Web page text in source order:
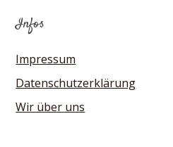
Infos
Impressum
Datenschutzerklärung
Wir über uns